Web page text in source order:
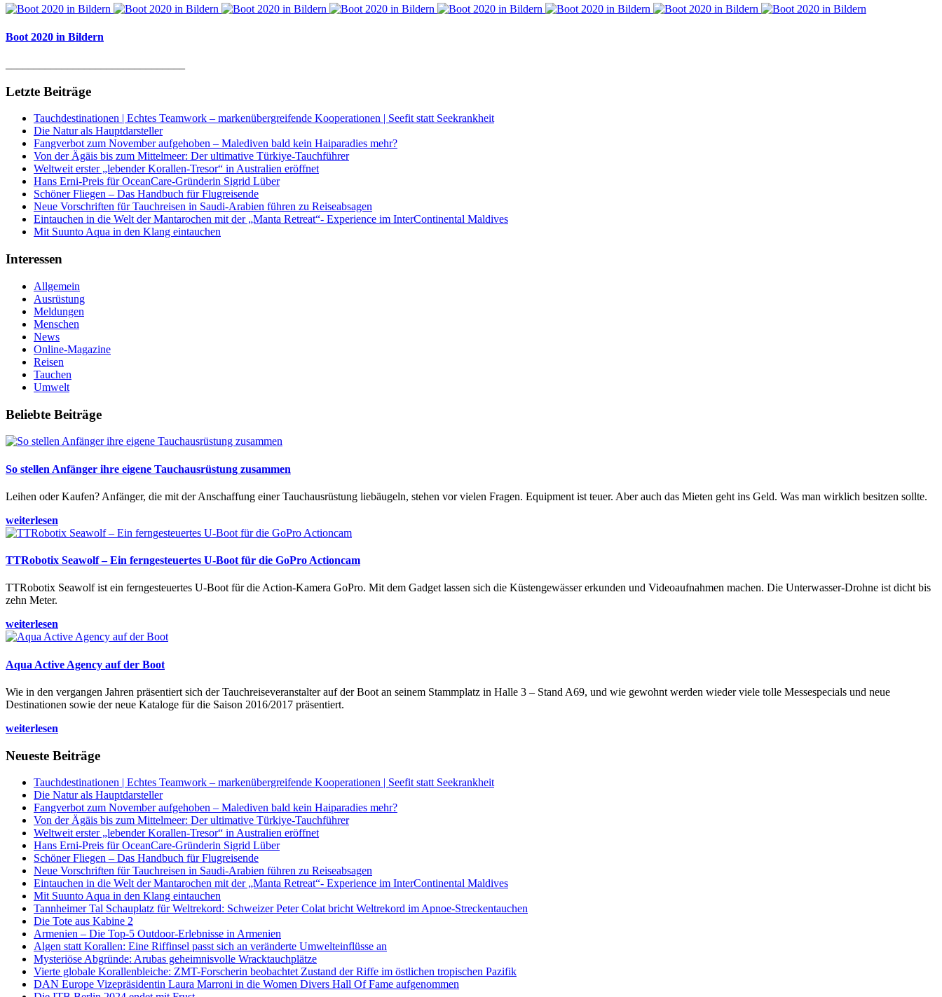
Boot 2020 in Bildern
Letzte Beiträge
Tauchdestinationen | Echtes Teamwork – markenübergreifende Kooperationen | Seefit statt Seekrankheit
Die Natur als Hauptdarsteller
Fangverbot zum November aufgehoben – Malediven bald kein Haiparadies mehr?
Von der Ägäis bis zum Mittelmeer: Der ultimative Türkiye-Tauchführer
Weltweit erster „lebender Korallen-Tresor“ in Australien eröffnet
Hans Erni-Preis für OceanCare-Gründerin Sigrid Lüber
Schöner Fliegen – Das Handbuch für Flugreisende
Neue Vorschriften für Tauchreisen in Saudi-Arabien führen zu Reiseabsagen
Eintauchen in die Welt der Mantarochen mit der „Manta Retreat“- Experience im InterContinental Maldives
Mit Suunto Aqua in den Klang eintauchen
Interessen
Allgemein
Ausrüstung
Meldungen
Menschen
News
Online-Magazine
Reisen
Tauchen
Umwelt
Beliebte Beiträge
So stellen Anfänger ihre eigene Tauchausrüstung zusammen
Leihen oder Kaufen? Anfänger, die mit der Anschaffung einer Tauchausrüstung liebäugeln, stehen vor vielen Fragen. Equipment ist teuer. Aber auch das Mieten geht ins Geld. Was man wirklich besitzen sollte.
weiterlesen
TTRobotix Seawolf – Ein ferngesteuertes U-Boot für die GoPro Actioncam
TTRobotix Seawolf ist ein ferngesteuertes U-Boot für die Action-Kamera GoPro. Mit dem Gadget lassen sich die Küstengewässer erkunden und Videoaufnahmen machen. Die Unterwasser-Drohne ist dicht bis
zehn Meter.
weiterlesen
Aqua Active Agency auf der Boot
Wie in den vergangen Jahren präsentiert sich der Tauchreiseveranstalter auf der Boot an seinem Stammplatz in Halle 3 – Stand A69, und wie gewohnt werden wieder viele tolle Messespecials und neue
Destinationen sowie der neue Kataloge für die Saison 2016/2017 präsentiert.
weiterlesen
Neueste Beiträge
Tauchdestinationen | Echtes Teamwork – markenübergreifende Kooperationen | Seefit statt Seekrankheit
Die Natur als Hauptdarsteller
Fangverbot zum November aufgehoben – Malediven bald kein Haiparadies mehr?
Von der Ägäis bis zum Mittelmeer: Der ultimative Türkiye-Tauchführer
Weltweit erster „lebender Korallen-Tresor“ in Australien eröffnet
Hans Erni-Preis für OceanCare-Gründerin Sigrid Lüber
Schöner Fliegen – Das Handbuch für Flugreisende
Neue Vorschriften für Tauchreisen in Saudi-Arabien führen zu Reiseabsagen
Eintauchen in die Welt der Mantarochen mit der „Manta Retreat“- Experience im InterContinental Maldives
Mit Suunto Aqua in den Klang eintauchen
Tannheimer Tal Schauplatz für Weltrekord: Schweizer Peter Colat bricht Weltrekord im Apnoe-Streckentauchen
Die Tote aus Kabine 2
Armenien – Die Top-5 Outdoor-Erlebnisse in Armenien
Algen statt Korallen: Eine Riffinsel passt sich an veränderte Umwelteinflüsse an
Mysteriöse Abgründe: Arubas geheimnisvolle Wracktauchplätze
Vierte globale Korallenbleiche: ZMT-Forscherin beobachtet Zustand der Riffe im östlichen tropischen Pazifik
DAN Europe Vizepräsidentin Laura Marroni in die Women Divers Hall Of Fame aufgenommen